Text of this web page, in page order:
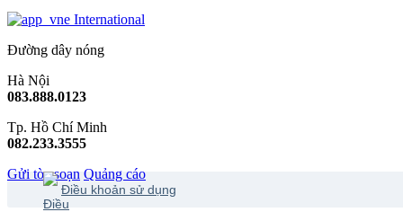
International
Đường dây nóng
Hà Nội
083.888.0123
Tp. Hồ Chí Minh
082.233.3555
Gửi tòa soạn Quảng cáo
Điều khoản sử dụng